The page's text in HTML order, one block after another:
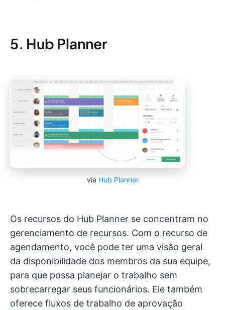
5. Hub Planner
via Hub Planner
Os recursos do Hub Planner se concentram no
gerenciamento de recursos. Com o recurso de
agendamento, você pode ter uma visão geral
da disponibilidade dos membros da sua equipe,
para que possa planejar o trabalho sem
sobrecarregar seus funcionários. Ele também
oferece fluxos de trabalho de aprovação